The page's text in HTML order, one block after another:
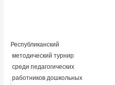
Республиканский
методический турнир
среди педагогических
работников дошкольных